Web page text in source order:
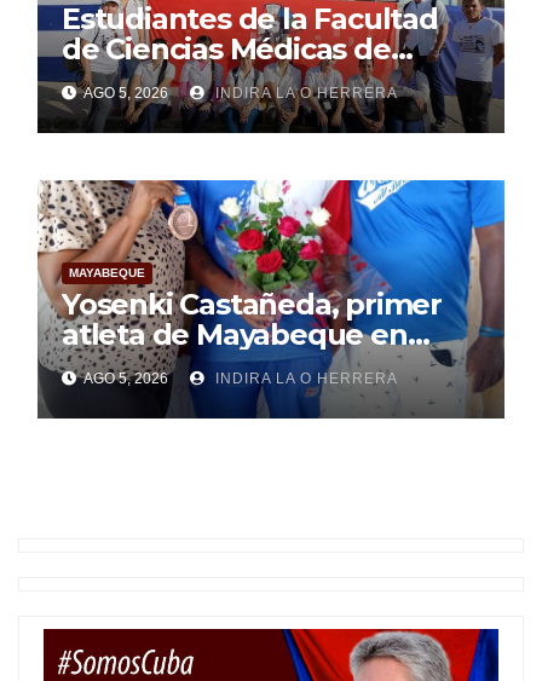
Estudiantes de la Facultad
de Ciencias Médicas de
Mayabeque realizan
pesquisa
AGO 5, 2026 INDIRA LA O HERRERA
MAYABEQUE
Yosenki Castañeda, primer
atleta de Mayabeque en
subir al podio
centroamericano
AGO 5, 2026 INDIRA LA O HERRERA